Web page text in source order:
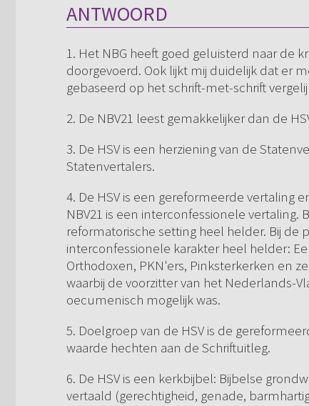
ANTWOORD
1. Het NBG heeft goed geluisterd naar de
doorgevoerd. Ook lijkt mij duidelijk dat er
gebaseerd op het schrift-met-schrift
2. De NBV21 leest gemakkelijker dan de
3. De HSV is een herziening van de
Statenvertalers.
4. De HSV is een gereformeerde vertaling
NBV21 is een interconfessionele vertaling.
reformatorische setting heel helder. Bij de
interconfessionele karakter heel helder:
Orthodoxen, PKN'ers, Pinksterkerken en
waarbij de voorzitter van het Nederlands-
oecumenisch mogelijk was.
5. Doelgroep van de HSV is de
waarde hechten aan de Schriftuitleg.
6. De HSV is een kerkbijbel: Bijbelse
vertaald (gerechtigheid, genade,